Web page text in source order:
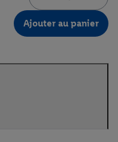
Ajouter au panier